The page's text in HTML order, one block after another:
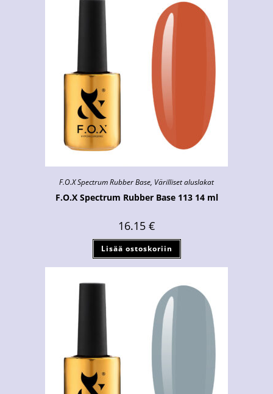
F.O.X Spectrum Rubber Base, Värilliset aluslakat
F.O.X Spectrum Rubber Base 113 14 ml
16.15 €
Lisää ostoskoriin